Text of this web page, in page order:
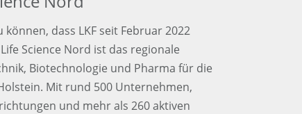
dass LKF seit Februar 2022
Science Nord ist das regionale
Biotechnologie und Pharma für die
Mit rund 500 Unternehmen,
und mehr als 260 aktiven